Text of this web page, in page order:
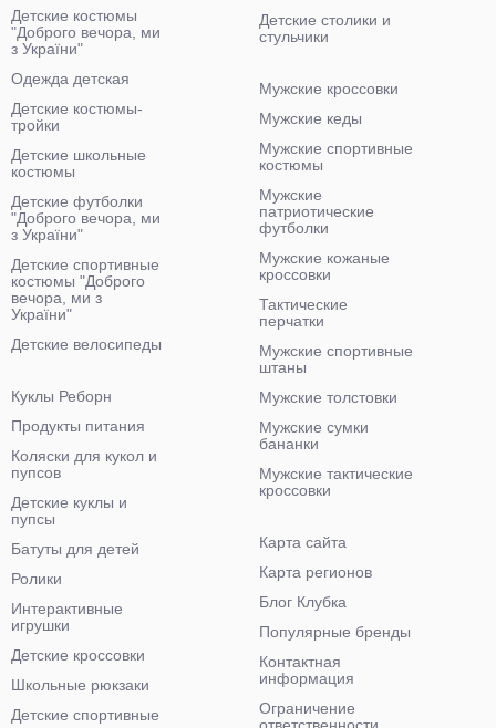
Детские столики и
стульчики
Детские костюмы
"Доброго вечора, ми
з України"
Одежда детская
Детские костюмы-
тройки
Детские школьные
костюмы
Детские футболки
"Доброго вечора, ми
з України"
Детские спортивные
костюмы "Доброго
вечора, ми з
України"
Детские велосипеды
Мужские кроссовки
Мужские кеды
Мужские спортивные
костюмы
Мужские
патриотические
футболки
Мужские кожаные
кроссовки
Тактические
перчатки
Мужские спортивные
штаны
Мужские толстовки
Мужские сумки
бананки
Мужские тактические
кроссовки
Куклы Реборн
Продукты питания
Коляски для кукол и
пупсов
Детские куклы и
пупсы
Батуты для детей
Ролики
Интерактивные
игрушки
Детские кроссовки
Школьные рюкзаки
Детские спортивные
Карта сайта
Карта регионов
Блог Клубка
Популярные бренды
Контактная
информация
Ограничение